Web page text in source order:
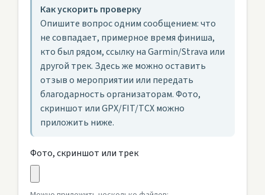
Как ускорить проверку
Опишите вопрос одним сообщением: что
не совпадает, примерное время финиша,
кто был рядом, ссылку на Garmin/Strava или
другой трек. Здесь же можно оставить
отзыв о мероприятии или передать
благодарность организаторам. Фото,
скриншот или GPX/FIT/TCX можно
приложить ниже.
Фото, скриншот или трек